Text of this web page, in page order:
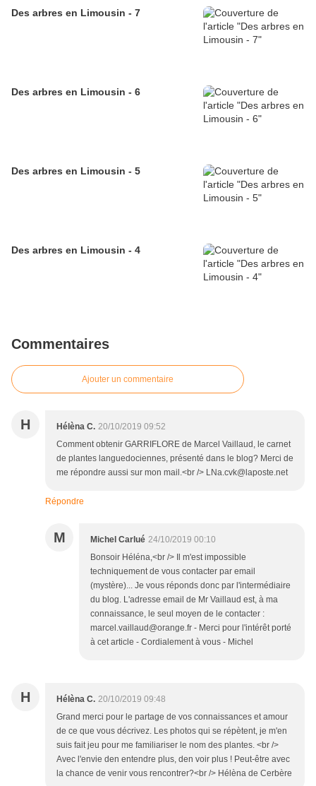
Des arbres en Limousin - 7
Des arbres en Limousin - 6
Des arbres en Limousin - 5
Des arbres en Limousin - 4
Commentaires
Ajouter un commentaire
H Hélèna C. 20/10/2019 09:52
Comment obtenir GARRIFLORE de Marcel Vaillaud, le carnet
de plantes languedociennes, présenté dans le blog? Merci de
me répondre aussi sur mon mail.<br /> LNa.cvk@laposte.net
Répondre
M Michel Carlué 24/10/2019 00:10
Bonsoir Héléna,<br /> Il m'est impossible
techniquement de vous contacter par email
(mystère)... Je vous réponds donc par l'intermédiaire
du blog. L'adresse email de Mr Vaillaud est, à ma
connaissance, le seul moyen de le contacter :
marcel.vaillaud@orange.fr - Merci pour l'intérêt porté
à cet article - Cordialement à vous - Michel
H Hélèna C. 20/10/2019 09:48
Grand merci pour le partage de vos connaissances et amour
de ce que vous décrivez. Les photos qui se répètent, je m'en
suis fait jeu pour me familiariser le nom des plantes. <br />
Avec l'envie den entendre plus, den voir plus ! Peut-être avec
la chance de venir vous rencontrer?<br /> Hélèna de Cerbère